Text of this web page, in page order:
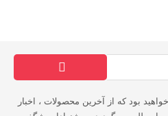
بود که از آخرین محصولات ، اخبار